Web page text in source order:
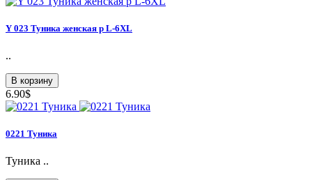
Y 023 Туникa женская p L-6XL
..
В корзину
6.90$
0221 Туника
Туника ..